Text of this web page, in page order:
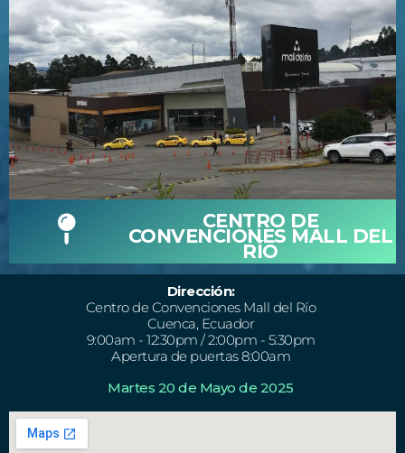
CENTRO DE
CONVENCIONES MALL DEL
RÍO
Dirección:
Centro de Convenciones Mall del Río
Cuenca, Ecuador
9:00am - 12:30pm / 2:00pm - 5:30pm
Apertura de puertas 8:00am
Martes 20 de Mayo de 2025